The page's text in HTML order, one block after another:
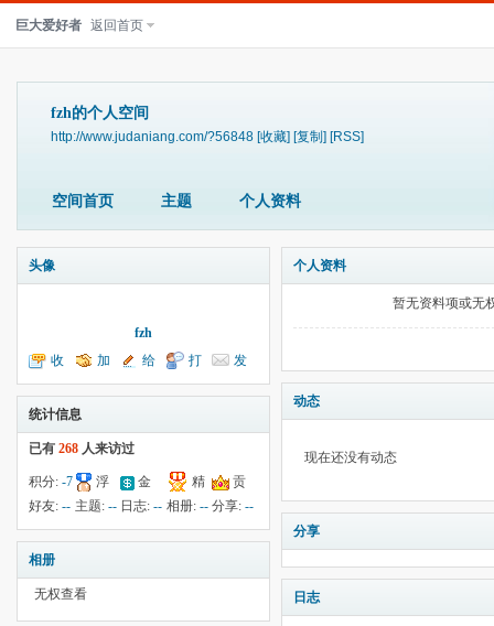
巨大爱好者 返回首页
fzh的个人空间
http://www.judaniang.com/?56848 [收藏] [复制] [RSS]
空间首页 主题 个人资料
头像
fzh
收
听TA
加
为好友
给
我留言
打
个招呼
发
送消息
统计信息
已有 268 人来访过
积分: -7
浮
云:205
金
钱:2
精
华:--
贡
献:--
好友: -- 主题: -- 日志:-- 相册: -- 分享:--
相册
无权查看
个人资料
暂无资料项或无
动态
现在还没有动态
分享
日志